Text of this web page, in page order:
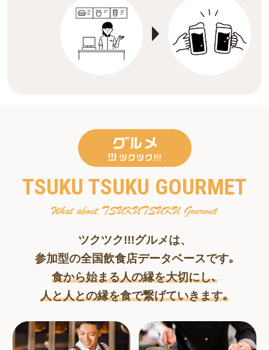
TSUKU TSUKU GOURMET
ツクツク!!!グルメは、
参加型の全国飲食店データベースです｡
食から始まる人の縁を大切にし､
人と人との縁を食で繋げていきます｡